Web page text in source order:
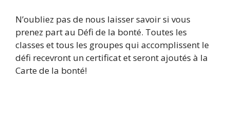
N’oubliez pas de nous laisser savoir si vous
prenez part au Défi de la bonté. Toutes les
classes et tous les groupes qui accomplissent le
défi recevront un certificat et seront ajoutés à la
Carte de la bonté!